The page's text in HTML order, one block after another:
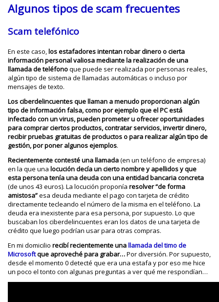
Algunos tipos de scam frecuentes
Scam telefónico
En este caso,los estafadores intentan robar dinero o cierta
información personal valiosa mediante la realización de una
llamada de teléfonoque puede ser realizada por personas reales,
algún tipo de sistema de llamadas automáticas o incluso por
mensajes de texto.
Los ciberdelincuentes que llaman a menudo proporcionan algún
tipo de información falsa, como por ejemplo que el PC está
infectado con un virus, pueden prometer u ofrecer oportunidades
para comprar ciertos productos, contratar servicios, invertir dinero,
recibir pruebas gratuitas de productos o para realizar algún tipo de
gestión, por poner algunos ejemplos.
Recientemente contesté una llamada(en un teléfono de empresa)
en la que unalocución decía un cierto nombre y apellidos y que
esta persona tenía una deuda con una entidad bancaria concreta
(de unos 43 euros). La locución proponíaresolver “de forma
amistosa”esa deuda mediante el pago con tarjeta de crédito
directamente tecleando el número de la misma en el teléfono. La
deuda era inexistente para esa persona, por supuesto. Lo que
buscaban los ciberdelincuentes eran los datos de una tarjeta de
crédito que luego podrían usar para otras compras.
En mi domiciliorecibí recientemente unallamada del timo de
Microsoftque aproveché para grabar…Por diversión. Por supuesto,
desde el momento 0 detecté que era una estafa y por eso me hice
un poco el tonto con algunas preguntas a ver qué me respondían…